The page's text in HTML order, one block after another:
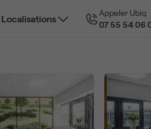
Localisations
Appeler Ubiq
07 55 54 06